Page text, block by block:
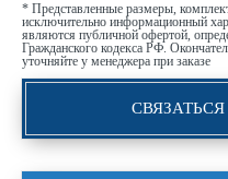
* Представленные размеры,
исключительно информационный
являются публичной офертой,
Гражданского кодекса РФ.
уточняйте у менеджера при заказе